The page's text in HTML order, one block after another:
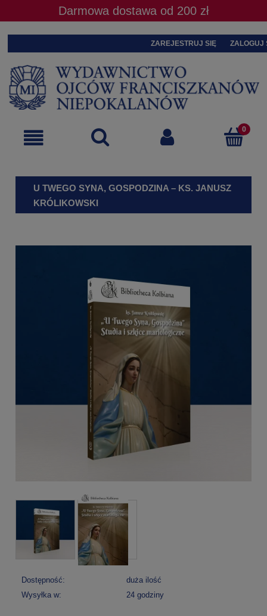
Darmowa dostawa od 200 zł
ZAREJESTRUJ SIĘ ZALOGUJ
U TWEGO SYNA, GOSPODZINA – KS. JANUSZ
KRÓLIKOWSKI
Dostępność:
duża ilość
Wysyłka w:
24 godziny